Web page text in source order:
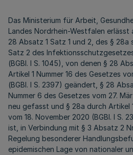
Das Ministerium für Arbeit,
Landes Nordrhein-Westfalen erlässt
28 Absatz 1 Satz 1 und 2, des § 28a
Satz 2 des
(BGBl. I S. 1045), von denen § 28
Artikel 1 Nummer 16 des Gesetzes
(BGBl. I S. 2397) geändert, § 28
Nummer 6 des Gesetzes vom 27.
neu gefasst und § 28a durch Artikel
vom 18. November 2020 (BGBl. I S.
ist, in Verbindung mit § 3 Absatz 2
Regelung besonderer
epidemischen Lage von nationaler